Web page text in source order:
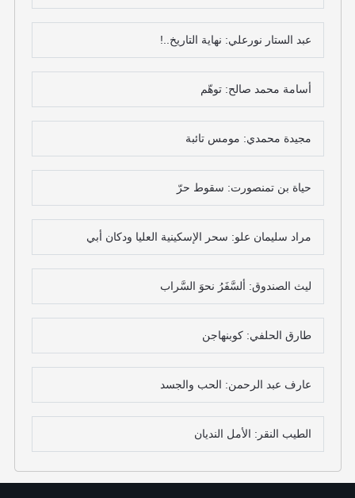
عبد الستار نورعلي: نهاية التاريخ..!
أسامة محمد صالح: توهّم
مجيدة محمدي: مومس تائبة
حياة بن تمنصورت: سقوط حرّ
مراد سليمان علو: سحر الإسكينية العليا ودكان أبي
ليث الصندوق: ألسَّفَرُ نحوَ السَّراب
طارق الحلفي: كوبنهاجن
عارف عبد الرحمن: الحب والجسد
الطيب النقر: الأمل النديان